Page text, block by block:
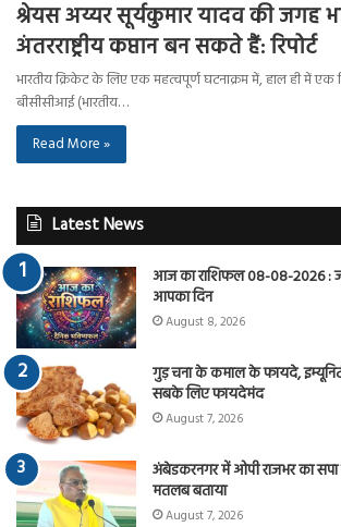
श्रेयस अय्यर सूर्यकुमार यादव की जगह
अंतरराष्ट्रीय कप्तान बन सकते हैं: रिपोर्ट
भारतीय क्रिकेट के लिए एक महत्वपूर्ण घटनाक्रम में, हाल ही में एक
बीसीसीआई (भारतीय…
Read More »
Latest News
आज का राशिफल 08-08-2026 :
आपका दिन
August 8, 2026
गुड़ चना के कमाल के फायदे,
सबके लिए फायदेमंद
August 7, 2026
अंबेडकरनगर में ओपी राजभर का
मतलब बताया
August 7, 2026